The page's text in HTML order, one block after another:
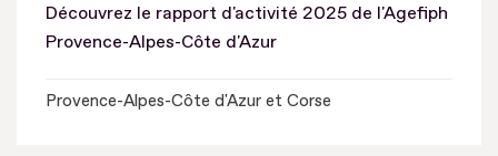
Découvrez le rapport d'activité 2025 de l'Agefiph
Provence-Alpes-Côte d'Azur
Provence-Alpes-Côte d'Azur et Corse